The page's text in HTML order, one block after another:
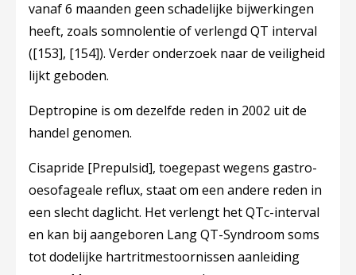
vanaf 6 maanden geen schadelijke bijwerkingen
heeft, zoals somnolentie of verlengd QT interval
([153], [154]). Verder onderzoek naar de veiligheid
lijkt geboden.
Deptropine is om dezelfde reden in 2002 uit de
handel genomen.
Cisapride [Prepulsid], toegepast wegens gastro-
oesofageale reflux, staat om een andere reden in
een slecht daglicht. Het verlengt het QTc-interval
en kan bij aangeboren Lang QT-Syndroom soms
tot dodelijke hartritmestoornissen aanleiding